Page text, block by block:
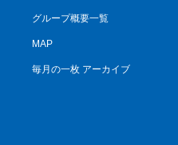
グループ概要一覧
MAP
毎月の一枚 アーカイブ